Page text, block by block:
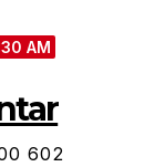
AM
602